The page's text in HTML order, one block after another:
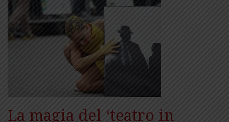
La magia del ‘teatro in